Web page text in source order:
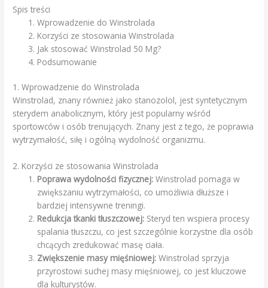
Spis treści
Wprowadzenie do Winstrolada
Korzyści ze stosowania Winstrolada
Jak stosować Winstrolad 50 Mg?
Podsumowanie
1. Wprowadzenie do Winstrolada
Winstrolad, znany również jako stanozolol, jest syntetycznym
sterydem anabolicznym, który jest popularny wśród
sportowców i osób trenujących. Znany jest z tego, że poprawia
wytrzymałość, siłę i ogólną wydolność organizmu.
2. Korzyści ze stosowania Winstrolada
Poprawa wydolności fizycznej: Winstrolad pomaga w
zwiększaniu wytrzymałości, co umożliwia dłuższe i
bardziej intensywne treningi.
Redukcja tkanki tłuszczowej: Steryd ten wspiera procesy
spalania tłuszczu, co jest szczególnie korzystne dla osób
chcących zredukować masę ciała.
Zwiększenie masy mięśniowej: Winstrolad sprzyja
przyrostowi suchej masy mięśniowej, co jest kluczowe
dla kulturystów.